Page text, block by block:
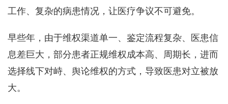
工作、复杂的病患情况，让医疗争议不可避免。
早些年，由于维权渠道单一、鉴定流程复杂、医患信
息差巨大，部分患者正规维权成本高、周期长，进而
选择线下对峙、舆论维权的方式，导致医患对立被放
大。